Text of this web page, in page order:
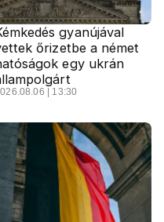
gyanújával
őrizetbe a német
egy ukrán
| 13:30